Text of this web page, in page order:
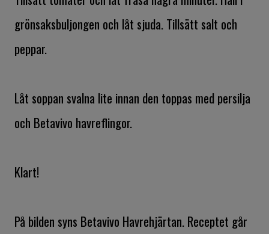
grönsaksbuljongen och låt sjuda. Tillsätt salt och
peppar.
Låt soppan svalna lite innan den toppas med persilja
och Betavivo havreflingor.
Klart!
På bilden syns Betavivo Havrehjärtan. Receptet går